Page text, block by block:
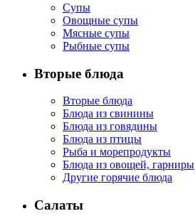
Супы
Овощные супы
Мясные супы
Рыбные супы
Вторые блюда
Вторые блюда
Блюда из свинины
Блюда из говядины
Блюда из птицы
Рыба и морепродукты
Блюда из овощей, гарниры
Другие горячие блюда
Салаты